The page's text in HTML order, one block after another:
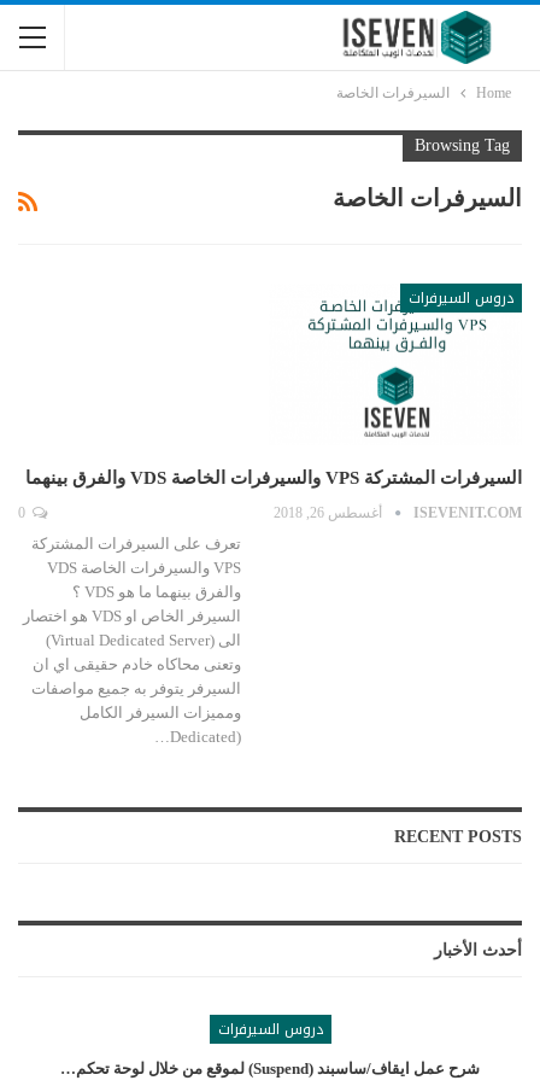
Home السيرفرات الخاصة
Browsing Tag
السيرفرات الخاصة
دروس السيرفرات
السيرفرات المشتركة VPS والسيرفرات الخاصة VDS والفرق بينهما
ISEVENIT.COM أغسطس 26, 2018
تعرف على السيرفرات المشتركة
VPS والسيرفرات الخاصة VDS
والفرق بينهما ما هو VDS ؟
السيرفر الخاص او VDS هو اختصار
الى (Virtual Dedicated Server)
وتعنى محاكاه خادم حقيقى اي ان
السيرفر يتوفر به جميع مواصفات
ومميزات السيرفر الكامل
(Dedicated…
RECENT POSTS
أحدث الأخبار
دروس السيرفرات
شرح عمل ايقاف/ساسبند (suspend) لموقع من خلال لوحة تحكم…